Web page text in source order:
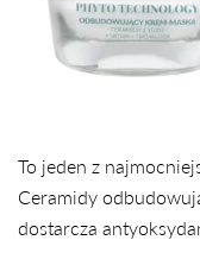
To jeden z
Ceramidy
dostarcza